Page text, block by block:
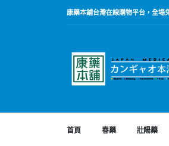
康藥本鋪台灣在線購物平台，全場
首頁 春藥 壯陽藥